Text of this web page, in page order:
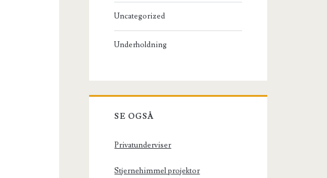
Uncategorized
Underholdning
SE OGSÅ
Privatunderviser
Stjernehimmel projektor